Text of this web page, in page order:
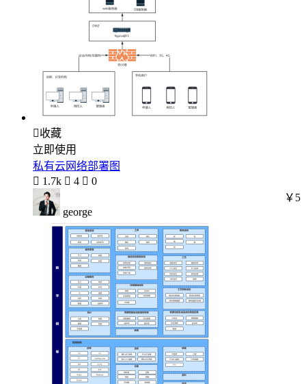
收藏
立即使用
私有云网络部署图
 1.7k  4  0
george
￥5